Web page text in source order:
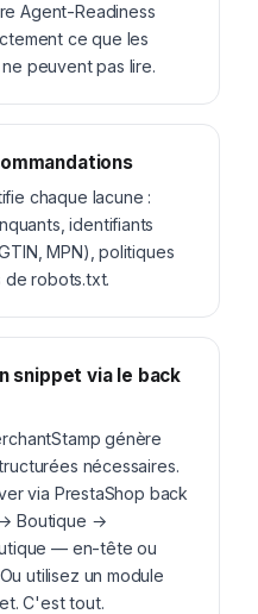
Agent-Readiness
ce que les
peuvent pas lire.
chaque lacune :
identifiants
MPN), politiques
de robots.txt.
snippet via le back
génère
nécessaires.
via PrestaShop back
Boutique →
— en-tête ou
utilisez un module
C'est tout.